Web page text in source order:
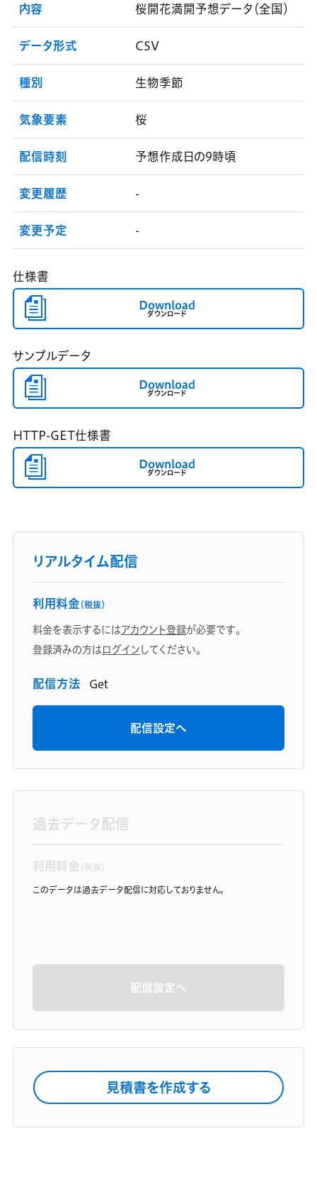
内容 桜開花満開予想データ（全国）
データ形式 CSV
種別 生物季節
気象要素 桜
配信時刻 予想作成日の9時頃
変更履歴 -
変更予定 -
仕様書
Download
ダウンロード
サンプルデータ
Download
ダウンロード
HTTP-GET仕様書
Download
ダウンロード
リアルタイム配信
利用料金 （税抜）
料金を表示するにはアカウント登録が必要です。
登録済みの方はログインしてください。
配信方法 Get
配信設定へ
過去データ配信
利用料金 （税抜）
このデータは過去データ配信に対応しておりません。
配信設定へ
見積書を作成する